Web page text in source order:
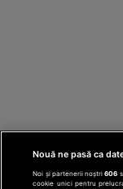
Nouă ne pasă ca
Noi și partenerii noștri606
cookie unici pentru